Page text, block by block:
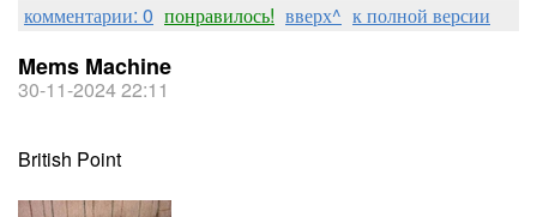
комментарии: 0 понравилось! вверх^ к полной версии
Mems Machine
30-11-2024 22:11
British Point